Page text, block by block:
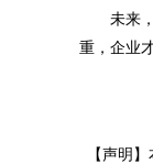
未来，
重，企业
【声明